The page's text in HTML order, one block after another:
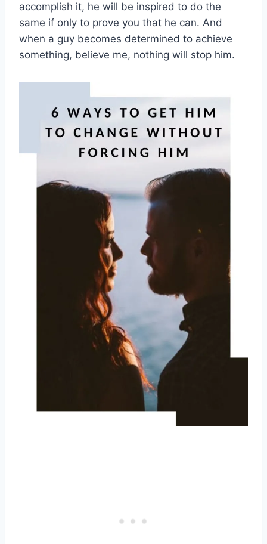
accomplish it, he will be inspired to do the
same if only to prove you that he can. And
when a guy becomes determined to achieve
something, believe me, nothing will stop him.